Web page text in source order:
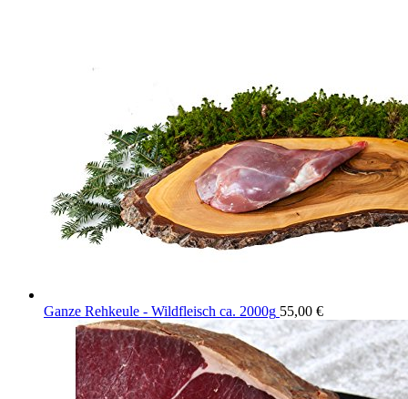
Ganze Rehkeule - Wildfleisch ca. 2000g 55,00 €